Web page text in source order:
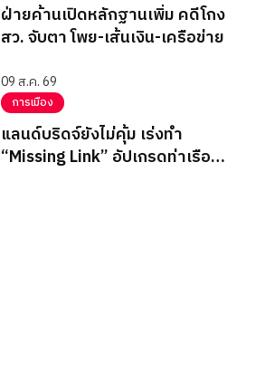
ฝ่ายค้านเปิดหลักฐานเพิ่ม คดีโกง
สว. จับตา โพย-เส้นเงิน-เครือข่าย
09 ส.ค. 69
การเมือง
แลนด์บริดจ์ยังไม่คุ้ม เร่งทำ
“Missing Link” อัปเกรดท่าเรือ